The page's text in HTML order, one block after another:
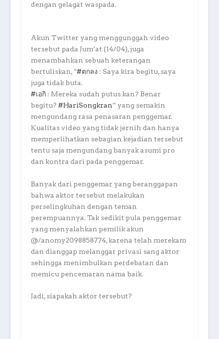
dengan gelagat waspada.
Akun Twitter yang menggunggah video
tersebut pada Jum’at (14/04), juga
menambahkan sebuah keterangan
bertuliskan, “#ตกลง : Saya kira begitu, saya
juga tidak buta.
#เอกิ: Mereka sudah putus kan? Benar
begitu? #HariSongkran” yang semakin
mengundang rasa penasaran penggemar.
Kualitas video yang tidak jernih dan hanya
memperlihatkan sebagian kejadian tersebut
tentu saja mengundang banyak asumi pro
dan kontra dari pada penggemar.
Banyak dari penggemar yang beranggapan
bahwa aktor tersebut melakukan
perselingkuhan dengan teman
perempuannya. Tak sedikit pula penggemar
yang menyalahkan pemilik akun
@/anomy2098858774, karena telah merekam
dan dianggap melanggar privasi sang aktor
sehingga menimbulkan perdebatan dan
memicu pencemaran nama baik.
Jadi, siapakah aktor tersebut?